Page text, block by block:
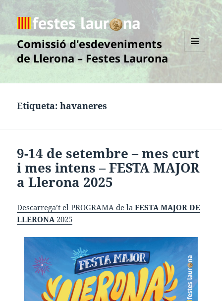
Comissió d'esdeveniments
de Llerona – Festes Laurona
Etiqueta:havaneres
9-14 de setembre – mes curt
i mes intens – FESTA MAJOR
a Llerona 2025
Descarrega’t el PROGRAMA de laFESTA MAJOR DE
LLERONA2025